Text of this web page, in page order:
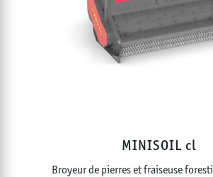
MINISOIL cl
Broyeur de pierres et fraiseuse